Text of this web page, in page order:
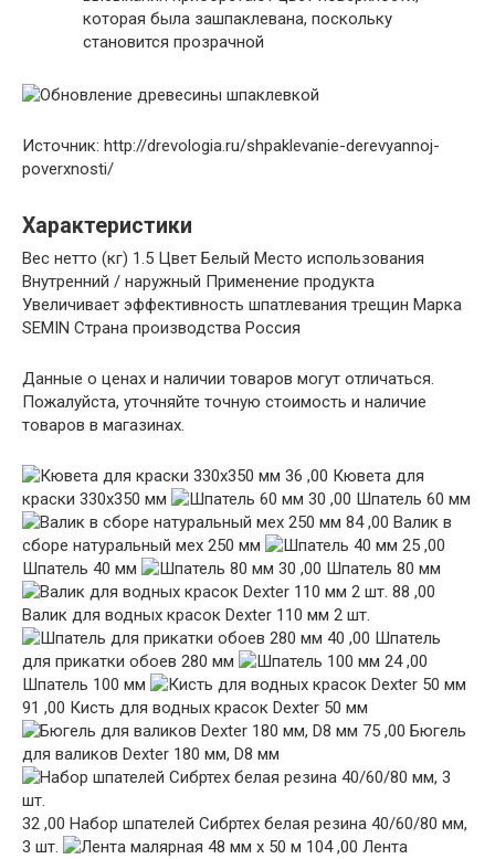
которая была зашпаклевана, поскольку
становится прозрачной
Источник: http://drevologia.ru/shpaklevanie-derevyannoj-
poverxnosti/
Характеристики
Вес нетто (кг) 1.5 Цвет Белый Место использования
Внутренний / наружный Применение продукта
Увеличивает эффективность шпатлевания трещин Марка
SEMIN Страна производства Россия
Данные о ценах и наличии товаров могут отличаться.
Пожалуйста, уточняйте точную стоимость и наличие
товаров в магазинах.
36 ,00 Кювета для
краски 330х350 мм
30 ,00 Шпатель 60 мм
84 ,00 Валик в
сборе натуральный мех 250 мм
25 ,00
Шпатель 40 мм
30 ,00 Шпатель 80 мм
88 ,00
Валик для водных красок Dexter 110 мм 2 шт.
40 ,00 Шпатель
для прикатки обоев 280 мм
24 ,00
Шпатель 100 мм
91 ,00 Кисть для водных красок Dexter 50 мм
75 ,00 Бюгель
для валиков Dexter 180 мм, D8 мм
32 ,00 Набор шпателей Сибртех белая резина 40/60/80 мм,
3 шт.
104 ,00 Лента